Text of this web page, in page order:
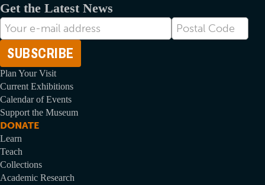
Get the Latest News
E-
posta
adresiniz
Postal
Code
Plan Your Visit
Current Exhibitions
Calendar of Events
Support the Museum
DONATE
Learn
Teach
Collections
Academic Research